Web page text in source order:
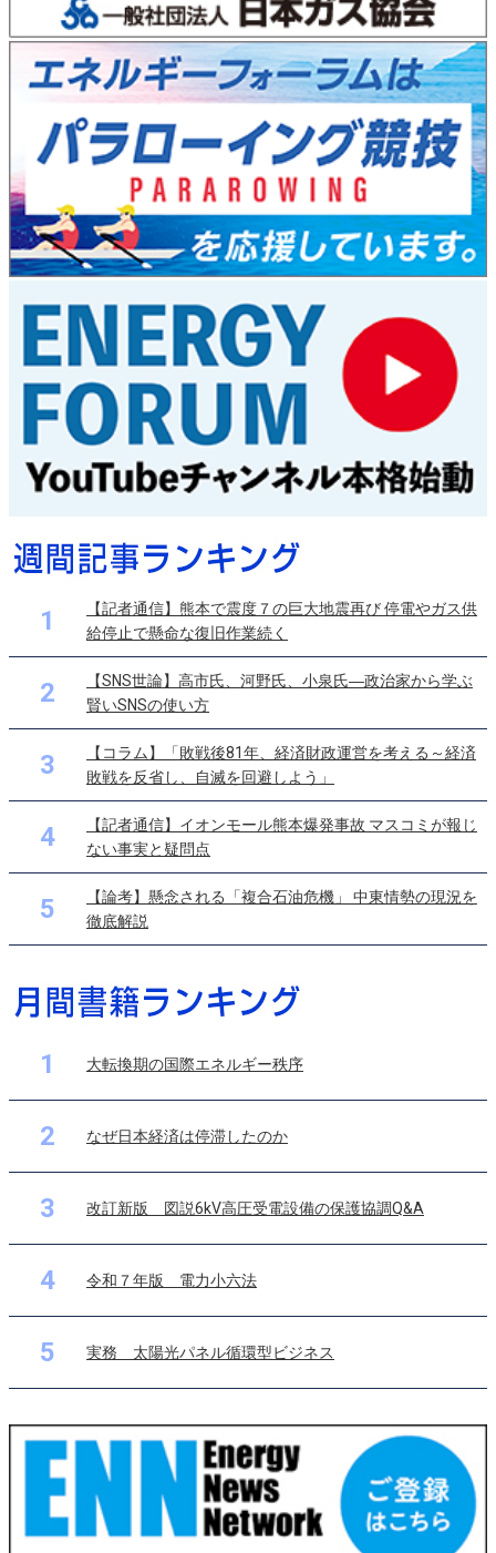
1
【記者通信】熊本で震度７の巨大地震再び 停電やガス供
給停止で懸命な復旧作業続く
2
【SNS世論】高市氏、河野氏、小泉氏―政治家から学ぶ
賢いSNSの使い方
3
【コラム】「敗戦後81年、経済財政運営を考える～経済
敗戦を反省し、自滅を回避しよう」
4
【記者通信】イオンモール熊本爆発事故 マスコミが報じ
ない事実と疑問点
5
【論考】懸念される「複合石油危機」 中東情勢の現況を
徹底解説
1 大転換期の国際エネルギー秩序
2 なぜ日本経済は停滞したのか
3 改訂新版 図説6kV高圧受電設備の保護協調Q&A
4 令和７年版 電力小六法
5 実務 太陽光パネル循環型ビジネス